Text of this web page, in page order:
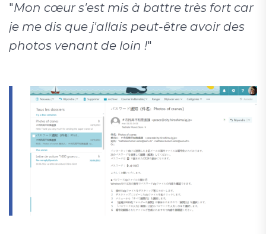
"Mon cœur s'est mis à battre très fort car
je me dis que j'allais peut-être avoir des
photos venant de loin !"